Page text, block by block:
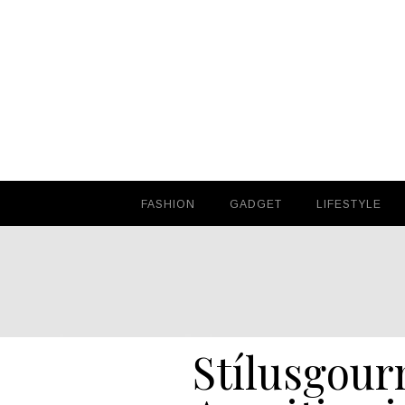
FASHION
FASHION GADGET
GADGET LIFESTYLE
LIFESTYLE